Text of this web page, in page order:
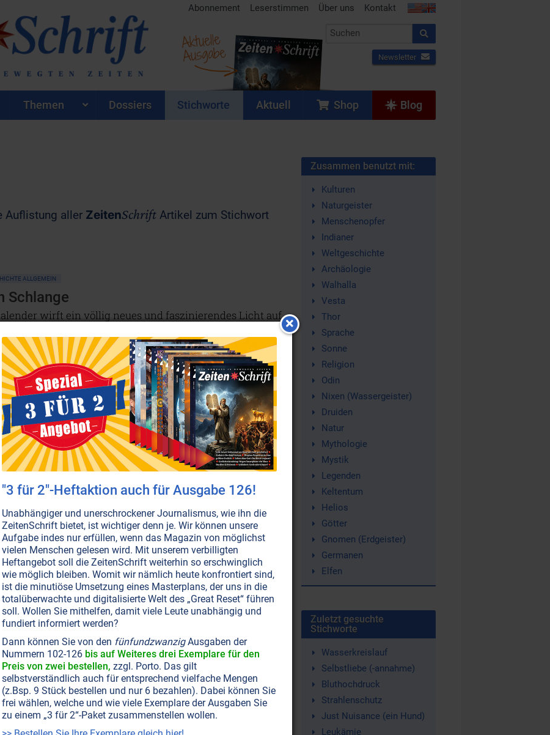
Abonnement Leserstimmen Über uns Kontakt
Newsletter
Aktuelle
Ausgabe
Themen Dossiers Stichworte Aktuell Shop Blog
Auflistung aller ZeitenSchrift Artikel zum Stichwort
ALLGEMEIN
Schlange
wirft ein völlig neues und faszinierendes Licht auf
Kultur. So herrschten über 400 Jahre lang dänische
NICHT ONLINE VERFÜGBAR AUSGABE BESTELLEN
KULTE • MYTHOLOGIE
Götter waren
nordische Mythologie – mit dem Versuch, da und
haften zu blicken!
NICHT ONLINE VERFÜGBAR AUSGABE BESTELLEN
Zusammen benutzt mit:
Kulturen
Naturgeister
Menschenopfer
Indianer
Weltgeschichte
Archäologie
Walhalla
Vesta
Thor
Sprache
Sonne
Religion
Odin
Nixen (Wassergeister)
Druiden
Natur
Mythologie
Mystik
Legenden
Keltentum
Helios
Götter
Gnomen (Erdgeister)
Germanen
Elfen
Zuletzt gesuchte
Stichworte
Wasserkreislauf
Selbstliebe (-annahme)
Bluthochdruck
Strahlenschutz
Just Nuisance (ein Hund)
Leukämie
"3 für 2"-Heftaktion auch für Ausgabe 126!
Unabhängiger und unerschrockener Journalismus, wie ihn die
ZeitenSchrift bietet, ist wichtiger denn je. Wir können unsere
Aufgabe indes nur erfüllen, wenn das Magazin von möglichst
vielen Menschen gelesen wird. Mit unserem verbilligten
Heftangebot soll die ZeitenSchrift weiterhin so erschwinglich
wie möglich bleiben. Womit wir nämlich heute konfrontiert sind,
ist die minutiöse Umsetzung eines Masterplans, der uns in die
totalüberwachte und digitalisierte Welt des „Great Reset“ führen
soll. Wollen Sie mithelfen, damit viele Leute unabhängig und
fundiert informiert werden?
Dann können Sie von den fünfundzwanzigAusgaben der
Nummern 102-126 bis auf Weiteres drei Exemplare für den
Preis von zwei bestellen, zzgl. Porto. Das gilt
selbstverständlich auch für entsprechend vielfache Mengen
(z.Bsp. 9 Stück bestellen und nur 6 bezahlen). Dabei können Sie
frei wählen, welche und wie viele Exemplare der Ausgaben Sie
zu einem „3 für 2“-Paket zusammenstellen wollen.